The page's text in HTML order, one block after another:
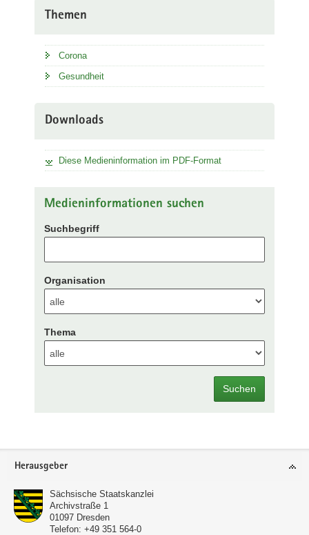
Themen
Corona
Gesundheit
Downloads
Diese Medieninformation im PDF-Format
Medieninformationen suchen
Suchbegriff
Organisation
Thema
Suchen
Footer-
Herausgeber
Sächsische Staatskanzlei
Archivstraße 1
01097 Dresden
Telefon: +49 351 564-0